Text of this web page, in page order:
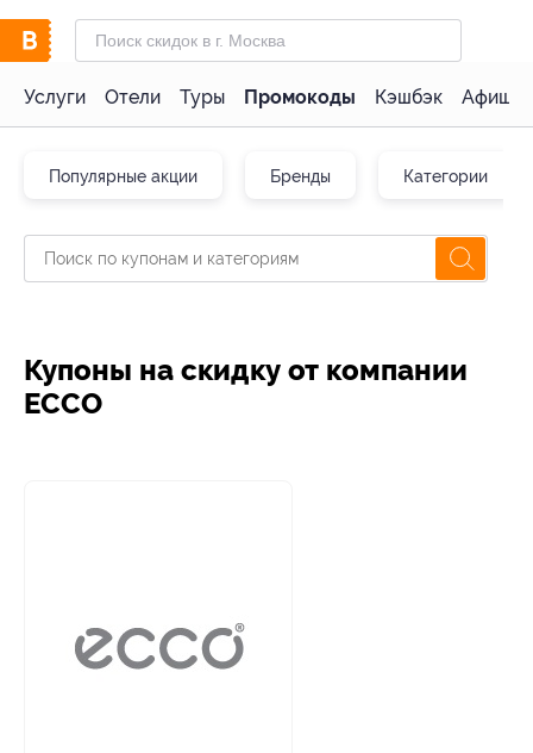
Услуги Отели Туры Промокоды Кэшбэк Афиша
Популярные акции Бренды Категории
Купоны на скидку от компании
ECCO